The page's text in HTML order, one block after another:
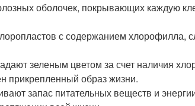
оболочек, покрывающих каждую
с содержанием хлорофилла,
зеленым цветом за счет наличия
прикрепленный образ жизни.
запас питательных веществ и